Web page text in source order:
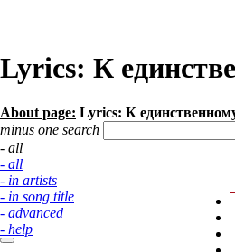
Lyrics: К
About page: Lyrics: К
minus one search
- all
- all
- in artists
- in song title
- advanced
- help